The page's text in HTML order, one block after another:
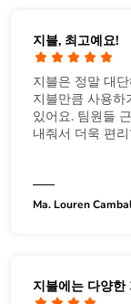
지블, 최고예요!
지블은 정말 대
지블만큼 사용하
있어요. 팀원들
내줘서 더욱 편
Ma. Louren
지블에는 다양한